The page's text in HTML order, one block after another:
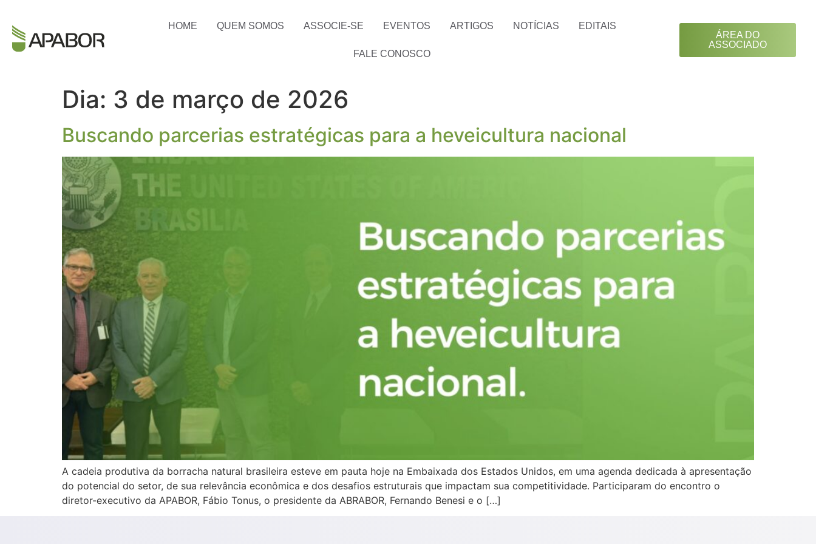
HOME QUEM SOMOS ASSOCIE-SE EVENTOS ARTIGOS NOTÍCIAS EDITAIS
FALE CONOSCO
ÁREA DO
ASSOCIADO
Dia: 3 de março de 2026
Buscando parcerias estratégicas para a heveicultura nacional
A cadeia produtiva da borracha natural brasileira esteve em pauta hoje na Embaixada dos Estados Unidos, em uma agenda dedicada à apresentação
do potencial do setor, de sua relevância econômica e dos desafios estruturais que impactam sua competitividade. Participaram do encontro o
diretor-executivo da APABOR, Fábio Tonus, o presidente da ABRABOR, Fernando Benesi e o […]